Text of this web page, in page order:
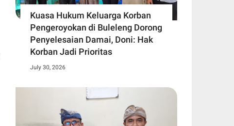
Kuasa Hukum Keluarga Korban
Pengeroyokan di Buleleng Dorong
Penyelesaian Damai, Doni: Hak
Korban Jadi Prioritas
July 30, 2026